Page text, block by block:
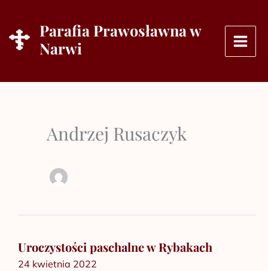
treści
Parafia Prawosławna w
Narwi
Andrzej Rusaczyk
Uroczystości paschalne w Rybakach
24 kwietnia 2022
Uroczystości
paschalne